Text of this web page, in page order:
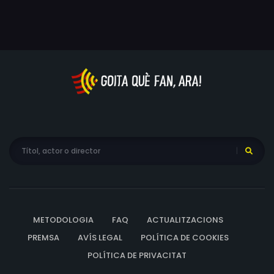
METODOLOGIA FAQ
ACTUALITZACIONS
PREMSA
AVÍS LEGAL
POLÍTICA DE COOKIES
POLÍTICA DE PRIVACITAT